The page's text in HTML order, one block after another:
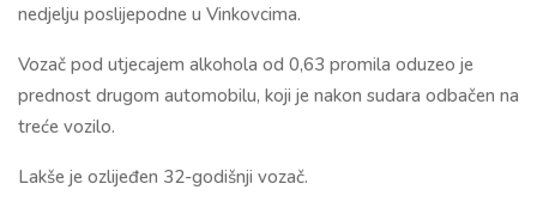
nedjelju poslijepodne u Vinkovcima.
Vozač pod utjecajem alkohola od 0,63 promila oduzeo je
prednost drugom automobilu, koji je nakon sudara odbačen na
treće vozilo.
Lakše je ozlijeđen 32-godišnji vozač.